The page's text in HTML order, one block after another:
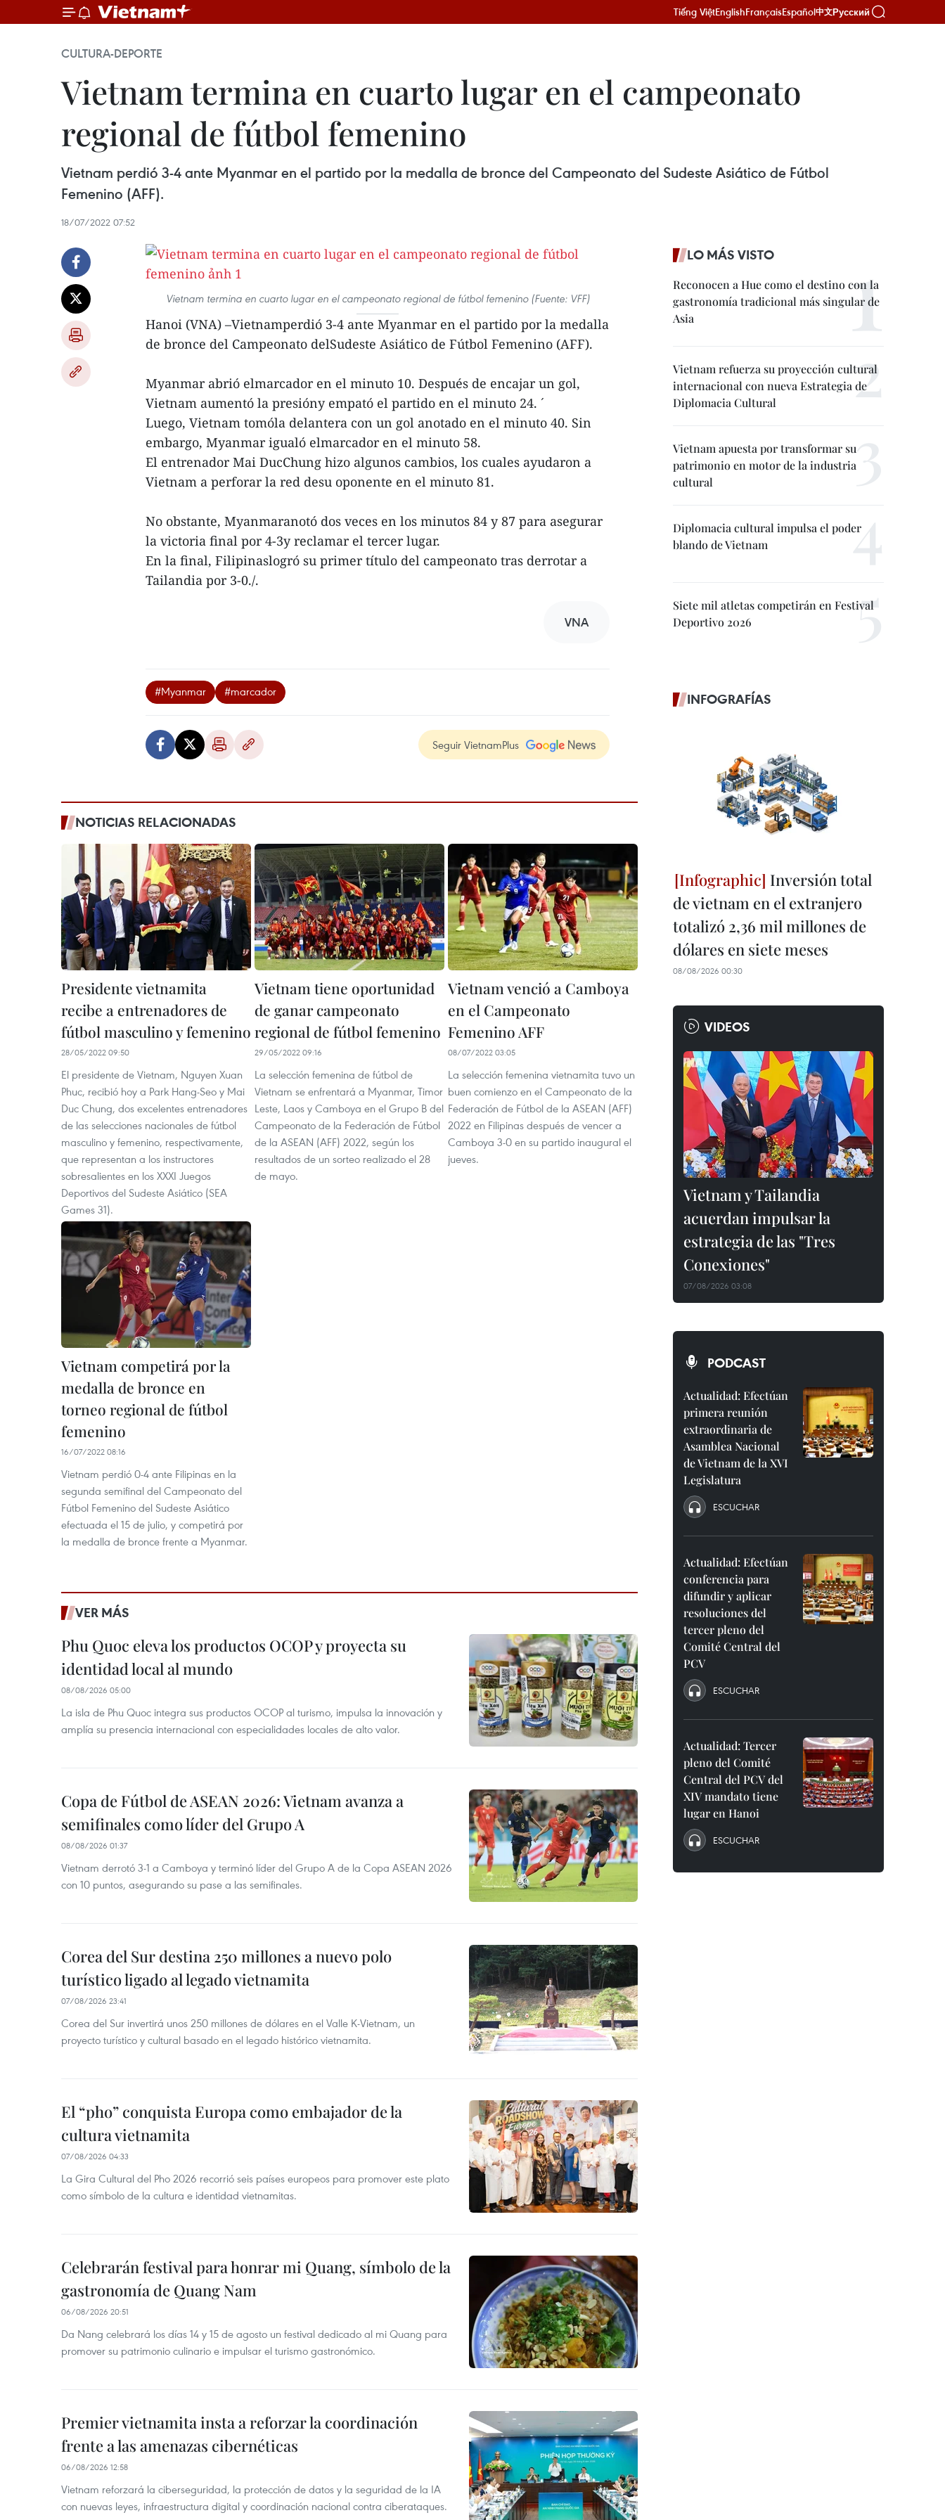
Tiếng ViệtEnglishFrançaisEspañol中文Русский
CULTURA-DEPORTE
Vietnam termina en cuarto lugar en el campeonato
regional de fútbol femenino
Vietnam perdió 3-4 ante Myanmar en el partido por la medalla de bronce del Campeonato del Sudeste Asiático de Fútbol
Femenino (AFF).
18/07/2022 07:52
Vietnam termina en cuarto lugar en el campeonato regional de fútbol femenino (Fuente: VFF)
Hanoi (VNA) –Vietnamperdió 3-4 ante Myanmar en el partido por la medalla
de bronce del Campeonato delSudeste Asiático de Fútbol Femenino (AFF).
Myanmar abrió elmarcador en el minuto 10. Después de encajar un gol,
Vietnam aumentó la presióny empató el partido en el minuto 24. ´
Luego, Vietnam tomóla delantera con un gol anotado en el minuto 40. Sin
embargo, Myanmar igualó elmarcador en el minuto 58.
El entrenador Mai DucChung hizo algunos cambios, los cuales ayudaron a
Vietnam a perforar la red desu oponente en el minuto 81.
No obstante, Myanmaranotó dos veces en los minutos 84 y 87 para asegurar
la victoria final por 4-3y reclamar el tercer lugar.
En la final, Filipinaslogró su primer título del campeonato tras derrotar a
Tailandia por 3-0./.
VNA
#Myanmar #marcador
Seguir VietnamPlus
NOTICIAS RELACIONADAS
Presidente vietnamita
recibe a entrenadores de
fútbol masculino y femenino
28/05/2022 09:50
El presidente de Vietnam, Nguyen Xuan
Phuc, recibió hoy a Park Hang-Seo y Mai
Duc Chung, dos excelentes entrenadores
de las selecciones nacionales de fútbol
masculino y femenino, respectivamente,
que representan a los instructores
sobresalientes en los XXXI Juegos
Deportivos del Sudeste Asiático (SEA
Games 31).
Vietnam tiene oportunidad
de ganar campeonato
regional de fútbol femenino
29/05/2022 09:16
La selección femenina de fútbol de
Vietnam se enfrentará a Myanmar, Timor
Leste, Laos y Camboya en el Grupo B del
Campeonato de la Federación de Fútbol
de la ASEAN (AFF) 2022, según los
resultados de un sorteo realizado el 28
de mayo.
Vietnam venció a Camboya
en el Campeonato
Femenino AFF
08/07/2022 03:05
La selección femenina vietnamita tuvo un
buen comienzo en el Campeonato de la
Federación de Fútbol de la ASEAN (AFF)
2022 en Filipinas después de vencer a
Camboya 3-0 en su partido inaugural el
jueves.
Vietnam competirá por la
medalla de bronce en
torneo regional de fútbol
femenino
16/07/2022 08:16
Vietnam perdió 0-4 ante Filipinas en la
segunda semifinal del Campeonato del
Fútbol Femenino del Sudeste Asiático
efectuada el 15 de julio, y competirá por
la medalla de bronce frente a Myanmar.
VER MÁS
Phu Quoc eleva los productos OCOP y proyecta su
identidad local al mundo
08/08/2026 05:00
La isla de Phu Quoc integra sus productos OCOP al turismo, impulsa la innovación y
amplía su presencia internacional con especialidades locales de alto valor.
Copa de Fútbol de ASEAN 2026: Vietnam avanza a
semifinales como líder del Grupo A
08/08/2026 01:37
Vietnam derrotó 3-1 a Camboya y terminó líder del Grupo A de la Copa ASEAN 2026
con 10 puntos, asegurando su pase a las semifinales.
Corea del Sur destina 250 millones a nuevo polo
turístico ligado al legado vietnamita
07/08/2026 23:41
Corea del Sur invertirá unos 250 millones de dólares en el Valle K-Vietnam, un
proyecto turístico y cultural basado en el legado histórico vietnamita.
El “pho” conquista Europa como embajador de la
cultura vietnamita
07/08/2026 04:33
La Gira Cultural del Pho 2026 recorrió seis países europeos para promover este plato
como símbolo de la cultura e identidad vietnamitas.
Celebrarán festival para honrar mi Quang, símbolo de la
gastronomía de Quang Nam
06/08/2026 20:51
Da Nang celebrará los días 14 y 15 de agosto un festival dedicado al mi Quang para
promover su patrimonio culinario e impulsar el turismo gastronómico.
Premier vietnamita insta a reforzar la coordinación
frente a las amenazas cibernéticas
06/08/2026 12:58
Vietnam reforzará la ciberseguridad, la protección de datos y la seguridad de la IA
con nuevas leyes, infraestructura digital y coordinación nacional contra ciberataques.
LO MÁS VISTO
Reconocen a Hue como el destino con la
gastronomía tradicional más singular de
Asia
Vietnam refuerza su proyección cultural
internacional con nueva Estrategia de
Diplomacia Cultural
Vietnam apuesta por transformar su
patrimonio en motor de la industria
cultural
Diplomacia cultural impulsa el poder
blando de Vietnam
Siete mil atletas competirán en Festival
Deportivo 2026
INFOGRAFÍAS
Inversión total
de vietnam en el extranjero
totalizó 2,36 mil millones de
dólares en siete meses
08/08/2026 00:30
VIDEOS
Vietnam y Tailandia
acuerdan impulsar la
estrategia de las "Tres
Conexiones"
07/08/2026 03:08
PODCAST
Actualidad: Efectúan
primera reunión
extraordinaria de
Asamblea Nacional
de Vietnam de la XVI
Legislatura
ESCUCHAR
Actualidad: Efectúan
conferencia para
difundir y aplicar
resoluciones del
tercer pleno del
Comité Central del
PCV
ESCUCHAR
Actualidad: Tercer
pleno del Comité
Central del PCV del
XIV mandato tiene
lugar en Hanoi
ESCUCHAR